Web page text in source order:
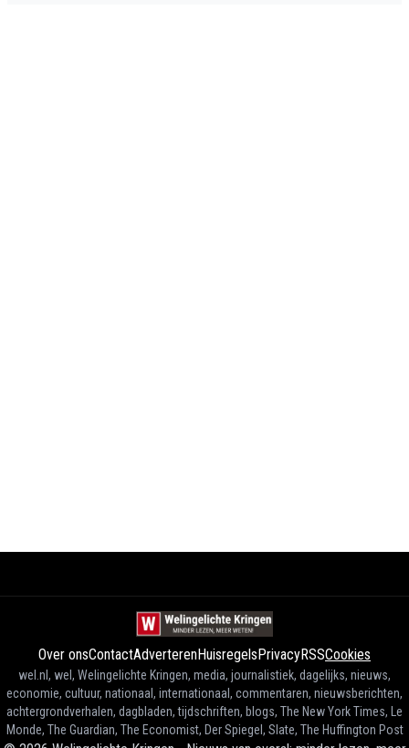
Over onsContactAdverterenHuisregelsPrivacyRSSCookies
wel.nl, wel, Welingelichte Kringen, media, journalistiek, dagelijks, nieuws,
economie, cultuur, nationaal, internationaal, commentaren, nieuwsberichten,
achtergrondverhalen, dagbladen, tijdschriften, blogs, The New York Times, Le
Monde, The Guardian, The Economist, Der Spiegel, Slate, The Huffington Post